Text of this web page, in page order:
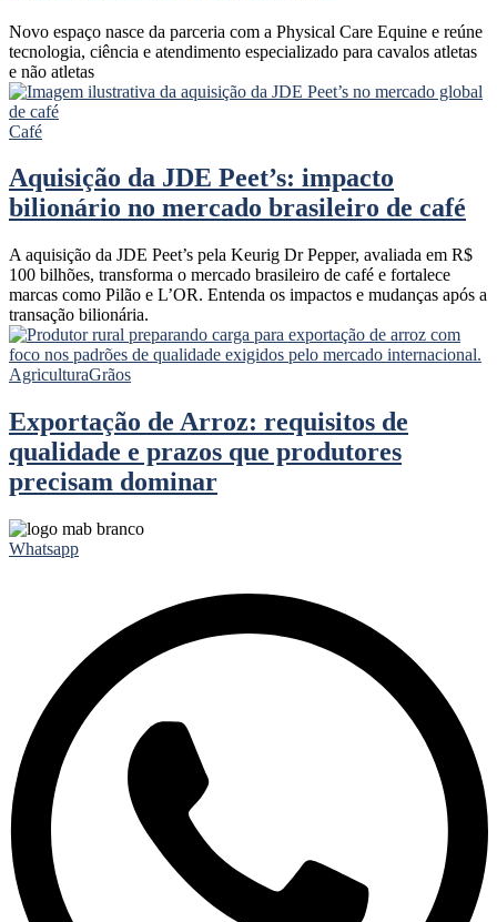
Novo espaço nasce da parceria com a Physical Care Equine e reúne
tecnologia, ciência e atendimento especializado para cavalos atletas
e não atletas
Café
Aquisição da JDE Peet’s: impacto
bilionário no mercado brasileiro de café
A aquisição da JDE Peet’s pela Keurig Dr Pepper, avaliada em R$
100 bilhões, transforma o mercado brasileiro de café e fortalece
marcas como Pilão e L’OR. Entenda os impactos e mudanças após a
transação bilionária.
AgriculturaGrãos
Exportação de Arroz: requisitos de
qualidade e prazos que produtores
precisam dominar
Whatsapp